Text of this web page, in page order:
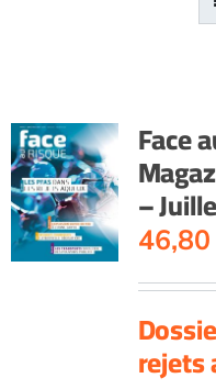
Face
–
46,80
rejets